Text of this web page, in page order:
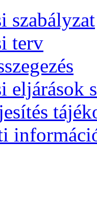
szabályzat
terv
eljárások